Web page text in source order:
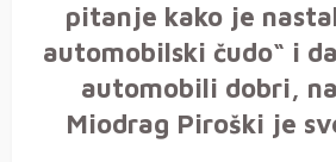
pitanje kako je
automobilski čudo“ i
automobili dobri,
Miodrag Piroški je